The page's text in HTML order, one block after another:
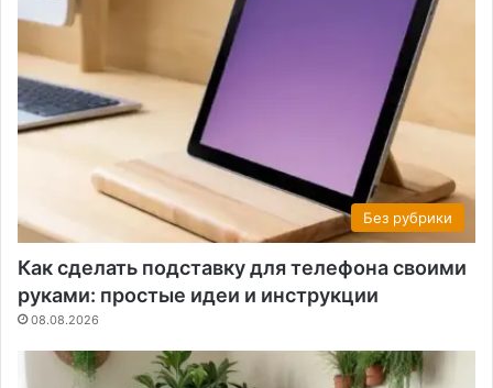
Без рубрики
Как сделать подставку для телефона своими
руками: простые идеи и инструкции
08.08.2026